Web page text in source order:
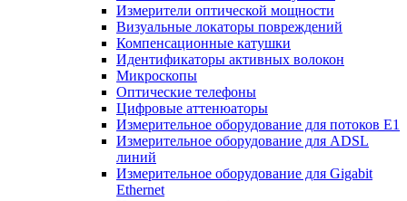
Измерители оптической мощности
Визуальные локаторы повреждений
Компенсационные катушки
Идентификаторы активных волокон
Микроскопы
Оптические телефоны
Цифровые аттенюаторы
Измерительное оборудование для потоков Е1
Измерительное оборудование для ADSL
линий
Измерительное оборудование для Gigabit
Ethernet